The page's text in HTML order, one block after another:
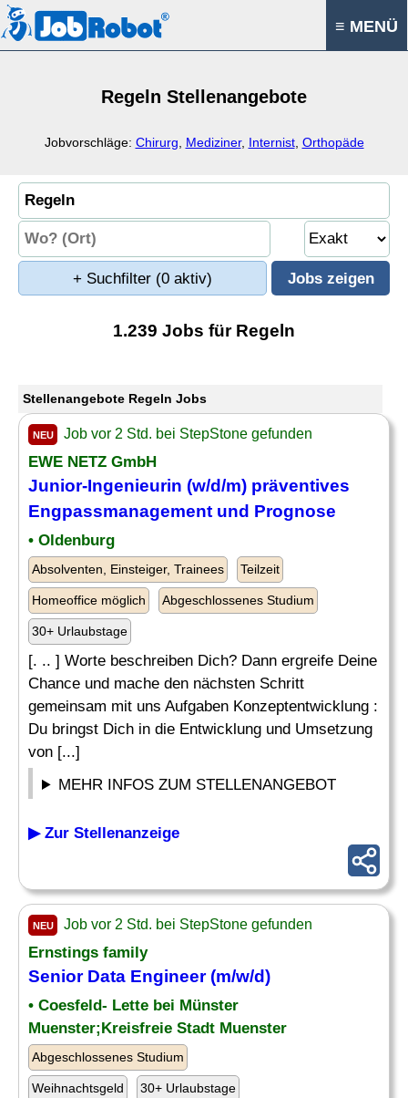
≡ MENÜ
Regeln Stellenangebote
Jobvorschläge: Chirurg Mediziner, Internist, Orthopäde
+ Suchfilter (0 aktiv)
1.239 Jobs für Regeln
Stellenangebote Regeln Jobs
NEU Job vor 2 Std. bei StepStone gefunden
EWE NETZ GmbH
Junior-Ingenieurin (w/d/m) präventives
Engpassmanagement und Prognose
• Oldenburg
Absolventen, Einsteiger, Trainees Teilzeit
Homeoffice möglich Abgeschlossenes Studium
30+ Urlaubstage
[. .. ] Worte beschreiben Dich? Dann ergreife Deine
Chance und mache den nächsten Schritt
gemeinsam mit uns Aufgaben Konzeptentwicklung :
Du bringst Dich in die Entwicklung und Umsetzung
von [...]
MEHR INFOS ZUM STELLENANGEBOT
▶ Zur Stellenanzeige
NEU Job vor 2 Std. bei StepStone gefunden
Ernstings family
Senior Data Engineer (m/w/d)
• Coesfeld- Lette bei Münster
Muenster;Kreisfreie Stadt Muenster
Abgeschlossenes Studium
Weihnachtsgeld 30+ Urlaubstage